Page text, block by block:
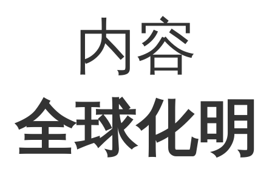
内容
全球化明